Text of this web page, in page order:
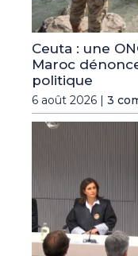
Ceuta : une
Maroc
politique
6 août 2026 | 3